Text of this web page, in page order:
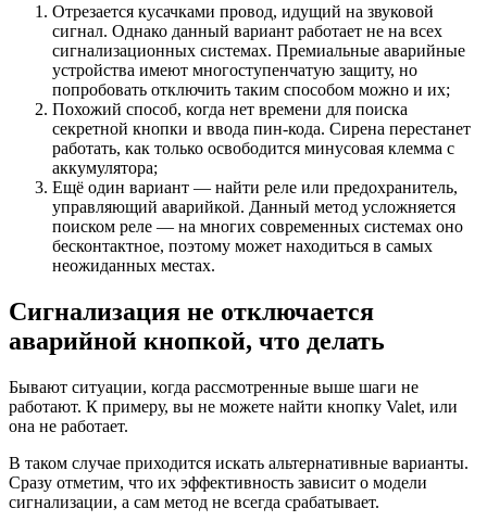
Отрезается кусачками провод, идущий на звуковой
сигнал. Однако данный вариант работает не на всех
сигнализационных системах. Премиальные аварийные
устройства имеют многоступенчатую защиту, но
попробовать отключить таким способом можно и их;
Похожий способ, когда нет времени для поиска
секретной кнопки и ввода пин-кода. Сирена перестанет
работать, как только освободится минусовая клемма с
аккумулятора;
Ещё один вариант — найти реле или предохранитель,
управляющий аварийкой. Данный метод усложняется
поиском реле — на многих современных системах оно
бесконтактное, поэтому может находиться в самых
неожиданных местах.
Сигнализация не отключается
аварийной кнопкой, что делать
Бывают ситуации, когда рассмотренные выше шаги не
работают. К примеру, вы не можете найти кнопку Valet, или
она не работает.
В таком случае приходится искать альтернативные варианты.
Сразу отметим, что их эффективность зависит о модели
сигнализации, а сам метод не всегда срабатывает.